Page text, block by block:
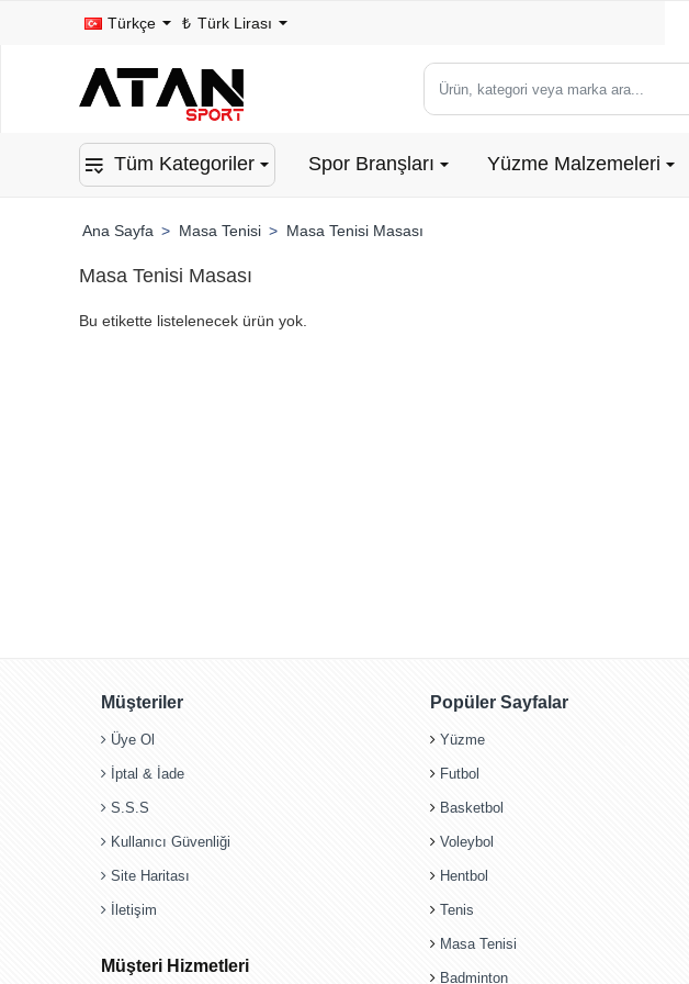
Türkçe ₺ Türk Lirası
Ürün,
kategori
marka
Tüm Kategoriler Spor Branşları Yüzme Malzemeleri
Masa Tenisi Masa Tenisi Masası
Masa Tenisi Masası
Bu etikette listelenecek ürün yok.
Müşteriler
Üye Ol
İptal & İade
S.S.S
Kullanıcı Güvenliği
Site Haritası
İletişim
Müşteri Hizmetleri
Popüler Sayfalar
Yüzme
Futbol
Basketbol
Voleybol
Hentbol
Tenis
Masa Tenisi
Badminton